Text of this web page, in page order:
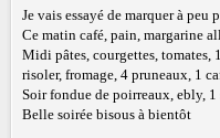
Je vais essayé de marquer à peu
Ce matin café, pain, margarine
Midi pâtes, courgettes, tomates,
risoler, fromage, 4 pruneaux, 1
Soir fondue de poirreaux, ebly,
Belle soirée bisous à bientôt